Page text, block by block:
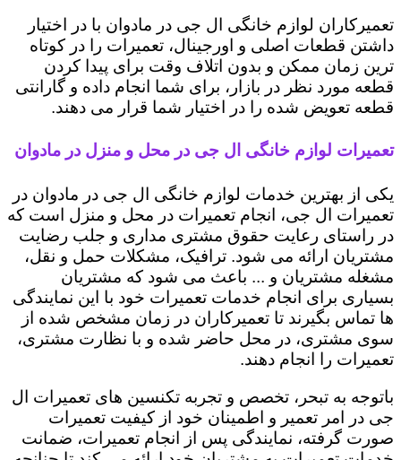
تعمیرکاران لوازم خانگی ال جی در مادوان با در اختیار
داشتن قطعات اصلی و اورجینال، تعمیرات را در کوتاه
ترین زمان ممکن و بدون اتلاف وقت برای پیدا کردن
قطعه مورد نظر در بازار، برای شما انجام داده و گارانتی
قطعه تعویض شده را در اختیار شما قرار می دهند.
تعمیرات لوازم خانگی ال جی در محل و منزل در مادوان
یکی از بهترین خدمات لوازم خانگی ال جی در مادوان در
تعمیرات ال جی، انجام تعمیرات در محل و منزل است که
در راستای رعایت حقوق مشتری مداری و جلب رضایت
مشتریان ارائه می شود. ترافیک، مشکلات حمل و نقل،
مشغله مشتریان و ... باعث می شود که مشتریان
بسیاری برای انجام خدمات تعمیرات خود با این نمایندگی
ها تماس بگیرند تا تعمیرکاران در زمان مشخص شده از
سوی مشتری، در محل حاضر شده و با نظارت مشتری،
تعمیرات را انجام دهند.
باتوجه به تبحر، تخصص و تجربه تکنسین های تعمیرات ال
جی در امر تعمیر و اطمینان خود از کیفیت تعمیرات
صورت گرفته، نمایندگی پس از انجام تعمیرات، ضمانت